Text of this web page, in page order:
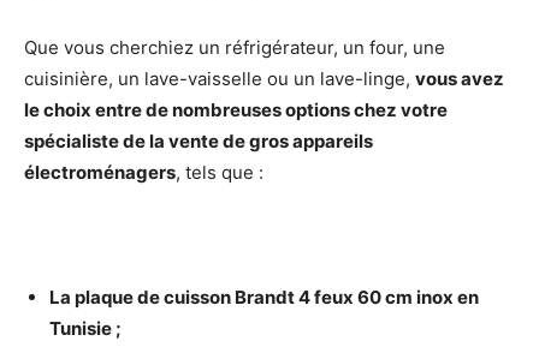
Que vous cherchiez un réfrigérateur, un four, une
cuisinière, un lave-vaisselle ou un lave-linge, vous avez
le choix entre de nombreuses options chez votre
spécialiste de la vente de gros appareils
électroménagers, tels que :
La plaque de cuisson Brandt 4 feux 60 cm inox en
Tunisie ;